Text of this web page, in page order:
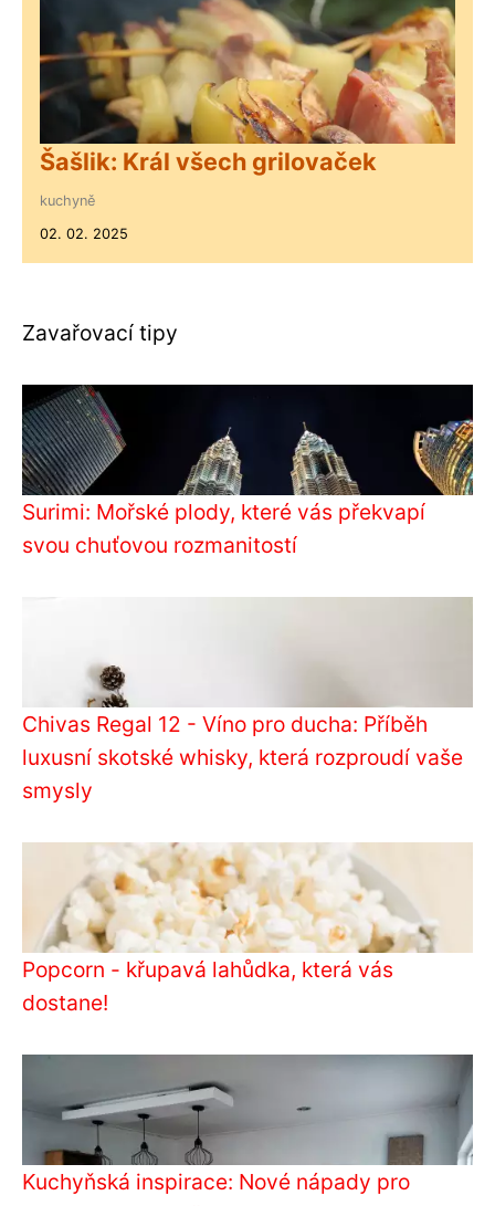
Šašlik: Král všech grilovaček
kuchyně
02. 02. 2025
Zavařovací tipy
Surimi: Mořské plody, které vás překvapí
svou chuťovou rozmanitostí
Chivas Regal 12 - Víno pro ducha: Příběh
luxusní skotské whisky, která rozproudí vaše
smysly
Popcorn - křupavá lahůdka, která vás
dostane!
Kuchyňská inspirace: Nové nápady pro